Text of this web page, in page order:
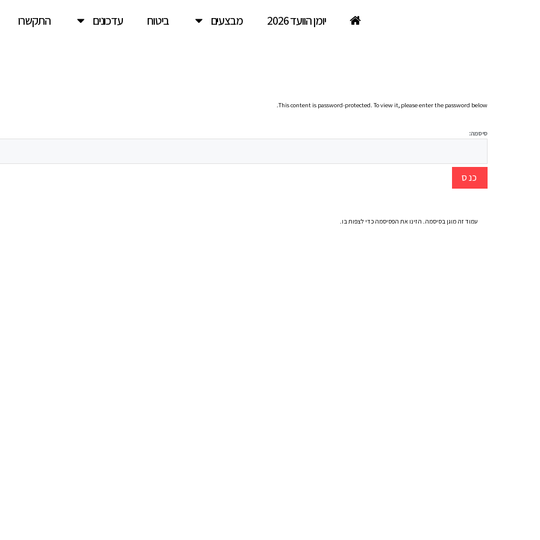
יומן הוועד 2026 מבצעים ביטוח עדכונים התקשרו
This content is password-protected. To view it, please enter the password below.
סיסמה:
עמוד זה מוגן בסיסמה. הזינו את הפסיסמה כדי לצפות בו.